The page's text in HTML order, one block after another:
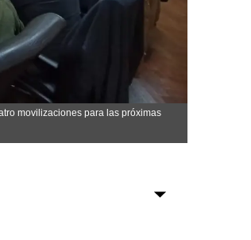
movilizaciones para las próximas